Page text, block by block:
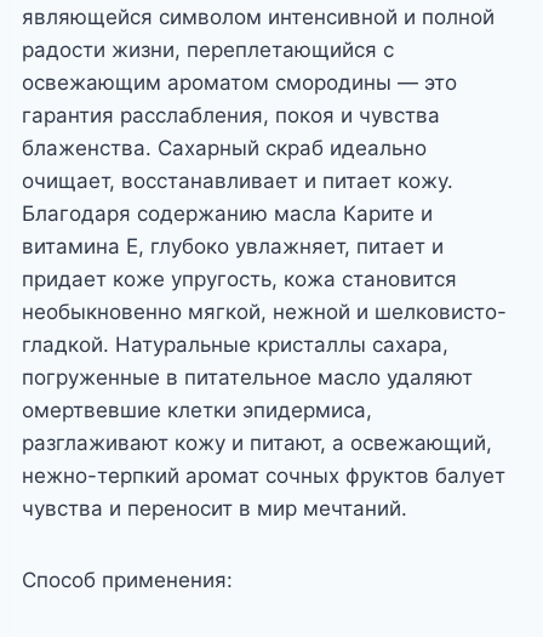
являющейся символом интенсивной и полной
радости жизни, переплетающийся с
освежающим ароматом смородины — это
гарантия расслабления, покоя и чувства
блаженства. Сахарный скраб идеально
очищает, восстанавливает и питает кожу.
Благодаря содержанию масла Карите и
витамина Е, глубоко увлажняет, питает и
придает коже упругость, кожа становится
необыкновенно мягкой, нежной и шелковисто-
гладкой. Натуральные кристаллы сахара,
погруженные в питательное масло удаляют
омертвевшие клетки эпидермиса,
разглаживают кожу и питают, а освежающий,
нежно-терпкий аромат сочных фруктов балует
чувства и переносит в мир мечтаний.
Способ применения: